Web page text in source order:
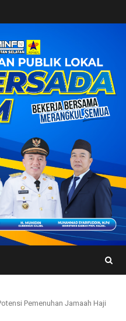
Pemenuhan Jamaah Haji